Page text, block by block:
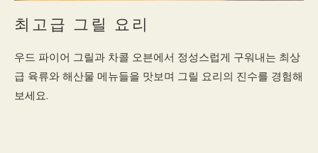
최고급 그릴 요리
우드 파이어 그릴과 차콜 오븐에서 정성스럽게 구워내는 최상
급 육류와 해산물 메뉴들을 맛보며 그릴 요리의 진수를 경험해
보세요.